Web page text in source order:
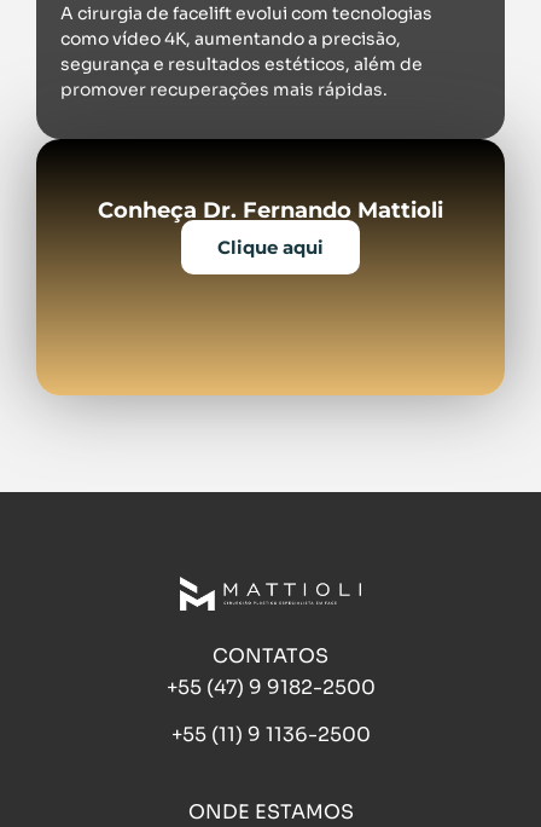
A cirurgia de facelift evolui com tecnologias
como vídeo 4K, aumentando a precisão,
segurança e resultados estéticos, além de
promover recuperações mais rápidas.
Conheça Dr. Fernando Mattioli
Clique aqui
CONTATOS
+55 (47) 9 9182-2500
+55 (11) 9 1136-2500
ONDE ESTAMOS